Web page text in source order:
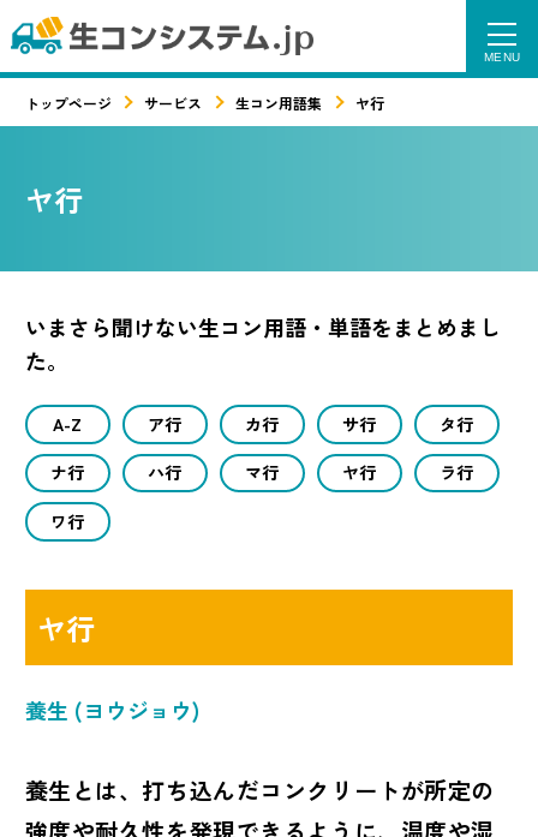
トップページ サービス 生コン用語集 ヤ行
ヤ行
いまさら聞けない生コン用語・単語をまとめまし
た。
A-Z ア行 カ行 サ行 タ行
ナ行 ハ行 マ行 ヤ行 ラ行
ワ行
ヤ行
養生 (ヨウジョウ)
養生とは、打ち込んだコンクリートが所定の